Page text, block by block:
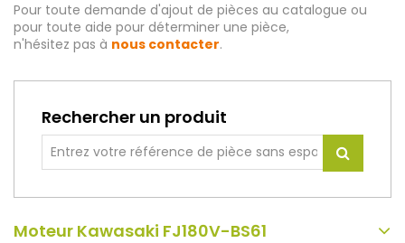
Pour toute demande d'ajout de pièces au catalogue ou
pour toute aide pour déterminer une pièce,
n'hésitez pas à nous contacter.
Rechercher un produit
Moteur Kawasaki FJ180V-BS61